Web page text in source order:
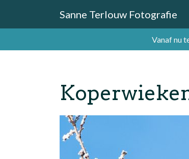
Sanne Terlouw Fotografie
Vanaf nu